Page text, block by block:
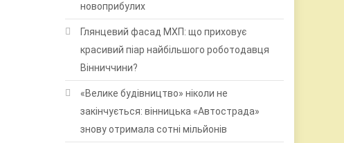
новоприбулих
Глянцевий фасад МХП: що приховує
красивий піар найбільшого роботодавця
Вінниччини?
«Велике будівництво» ніколи не
закінчується: вінницька «Автострада»
знову отримала сотні мільйонів